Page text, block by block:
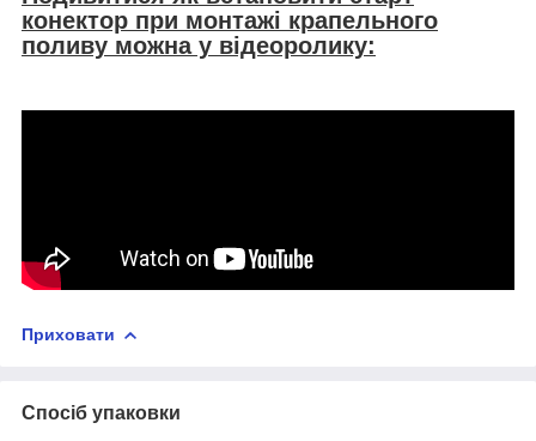
конектор при монтажі крапельного
поливу можна у відеоролику:
Приховати
Спосіб упаковки